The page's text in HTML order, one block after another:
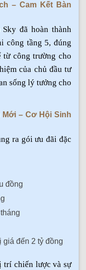
– Cam Kết Bàn
Sky đã hoàn thành
công tầng 5, đúng
từ công trường cho
của chủ đầu tư
sống lý tưởng cho
– Cơ Hội Sinh
ra gói ưu đãi đặc
đồng
đến 2 tỷ đồng
trí chiến lược và sự